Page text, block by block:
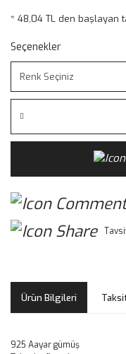
* 48,04 TL den başlayan
Seçenekler
Ürün Bilgileri
925 Aayar gümüş